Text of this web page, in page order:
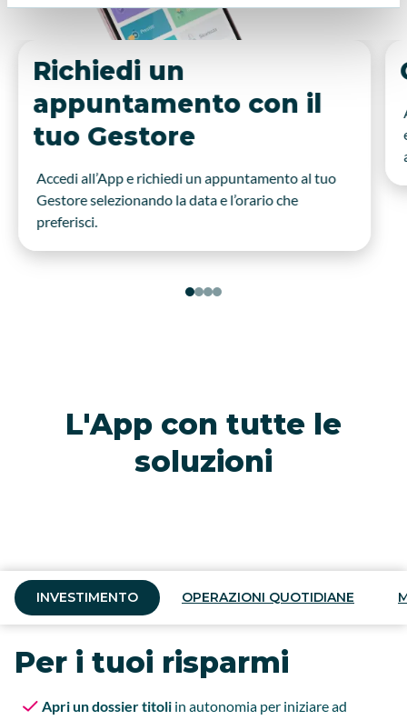
Richiedi un
appuntamento con il
tuo Gestore
Accedi all’App e richiedi un appuntamento al tuo
Gestore selezionando la data e l’orario che
preferisci.
L'App con tutte le
soluzioni
Per i tuoi risparmi
Apri un dossier titoli in autonomia per iniziare ad
Per le operazioni di ogni
giorno
Per la casa dei tuoi
sogni
Per affrontare gli
imprevisti con più
INVESTIMENTO OPERAZIONI QUOTIDIANE